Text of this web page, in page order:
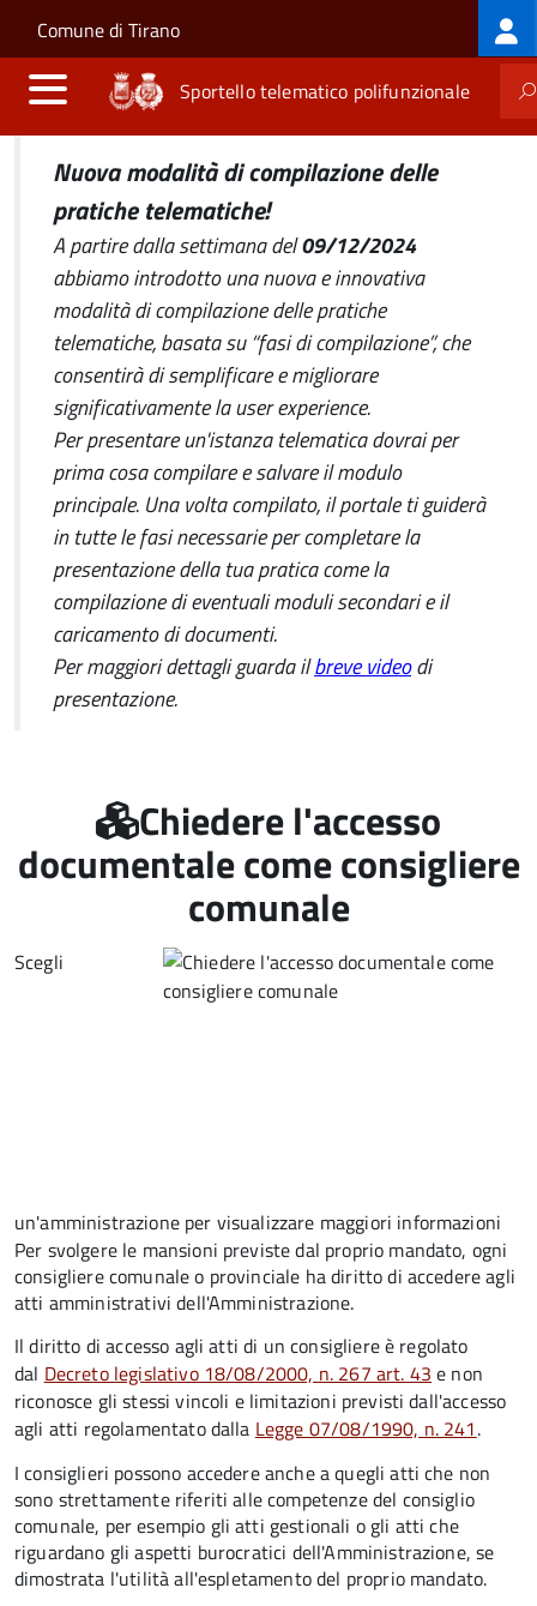
Salta al contenuto principale
Skip to site navigation
Comune di Tirano
Sportello telematico polifunzionale
Nuova modalità di compilazione delle
pratiche telematiche!
A partire dalla settimana del09/12/2024
abbiamo introdotto una nuova e innovativa
modalità di compilazione delle pratiche
telematiche, basata su “fasi di compilazione”, che
consentirà di semplificare e migliorare
significativamente la user experience.
Per presentare un'istanza telematica dovrai per
prima cosa compilare e salvare il modulo
principale. Una volta compilato, il portale ti guiderà
in tutte le fasi necessarie per completare la
presentazione della tua pratica come la
compilazione di eventuali moduli secondari e il
caricamento di documenti.
Per maggiori dettagli guarda ilbreve videodi
presentazione.
Chiedere l'accesso
documentale come consigliere
comunale
Scegli
un'amministrazione per visualizzare maggiori informazioni
Per svolgere le mansioni previste dal proprio mandato, ogni
consigliere comunale o provinciale ha diritto di accedere agli
atti amministrativi dell'Amministrazione.
Il diritto di accesso agli atti di un consigliere è regolato
dal Decreto legislativo 18/08/2000, n. 267 art. 43 e non
riconosce gli stessi vincoli e limitazioni previsti dall'accesso
agli atti regolamentato dalla Legge 07/08/1990, n. 241.
I consiglieri possono accedere anche a quegli atti che non
sono strettamente riferiti alle competenze del consiglio
comunale, per esempio gli atti gestionali o gli atti che
riguardano gli aspetti burocratici dell'Amministrazione, se
dimostrata l'utilità all'espletamento del proprio mandato.